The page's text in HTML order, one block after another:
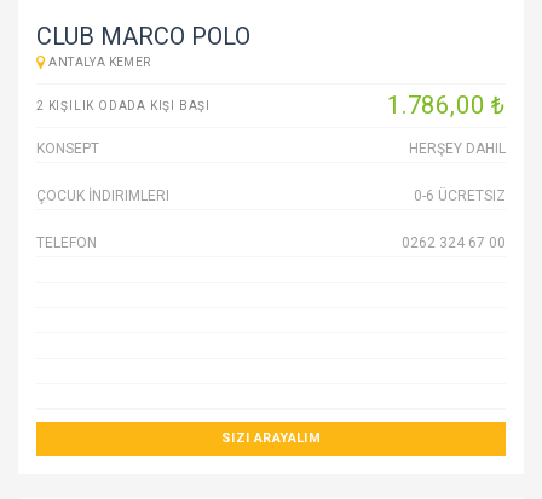
CLUB MARCO POLO
ANTALYA KEMER
2 KIŞILIK ODADA KIŞI BAŞI 1.786,00 ₺
KONSEPT HERŞEY DAHIL
ÇOCUK İNDIRIMLERI 0-6 ÜCRETSIZ
TELEFON 0262 324 67 00
SIZI ARAYALIM